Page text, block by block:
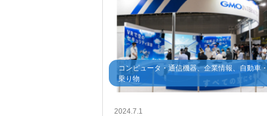
コンピュータ・通信機器、企業情報、自動車・
乗り物
2024.7.1